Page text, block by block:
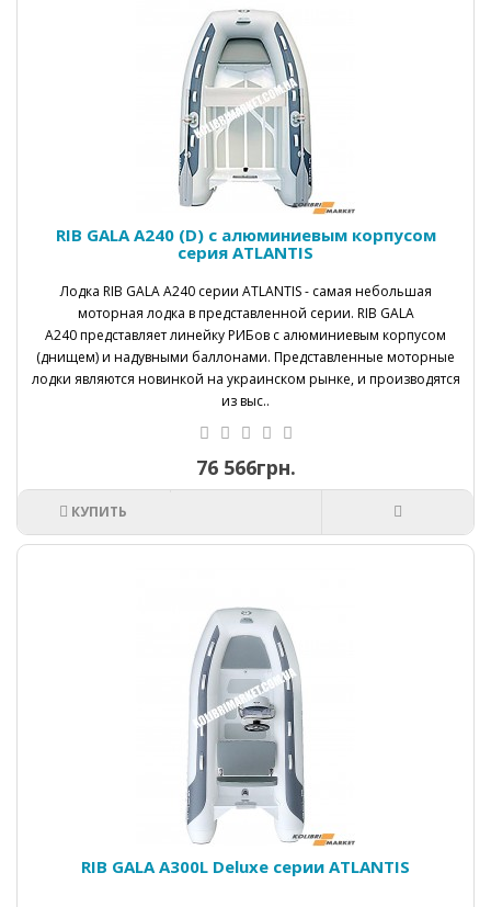
RIB GALA A240 (D) с алюминиевым корпусом
серия ATLANTIS
Лодка RIB GALA А240 серии ATLANTIS - самая небольшая
моторная лодка в представленной серии. RIB GALA
А240 представляет линейку РИБов с алюминиевым корпусом
(днищем) и надувными баллонами. Представленные моторные
лодки являются новинкой на украинском рынке, и производятся
из выс..
76 566грн.
КУПИТЬ
RIB GALA A300L Deluxe серии ATLANTIS